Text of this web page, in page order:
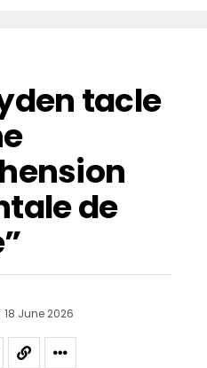
tacle
de
18 June 2026